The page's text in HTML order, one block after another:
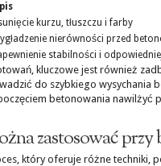
kurzu, tłuszczu i farby
nierówności przed
stabilności i
kluczowe jest również
do szybkiego wysychania
betonowania nawilżyć
zastosować
który oferuje różne techniki,